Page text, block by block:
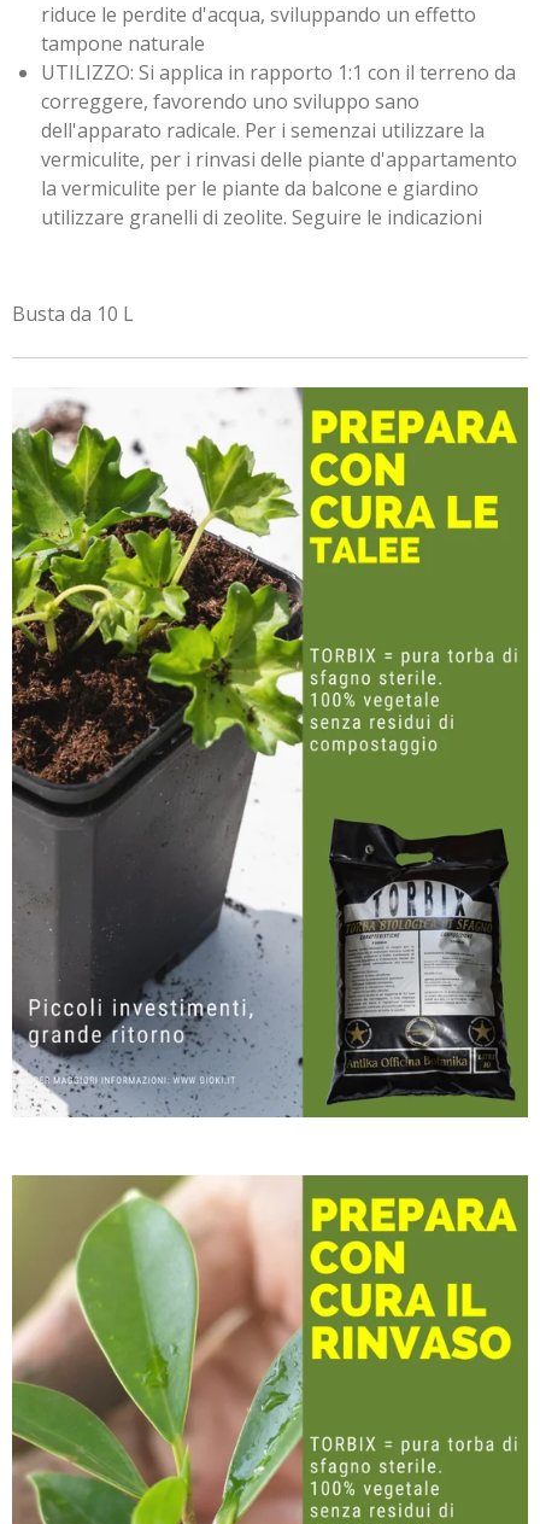
riduce le perdite d'acqua, sviluppando un effetto
tampone naturale
UTILIZZO: Si applica in rapporto 1:1 con il terreno da
correggere, favorendo uno sviluppo sano
dell'apparato radicale. Per i semenzai utilizzare la
vermiculite, per i rinvasi delle piante d'appartamento
la vermiculite per le piante da balcone e giardino
utilizzare granelli di zeolite. Seguire le indicazioni
Busta da 10 L